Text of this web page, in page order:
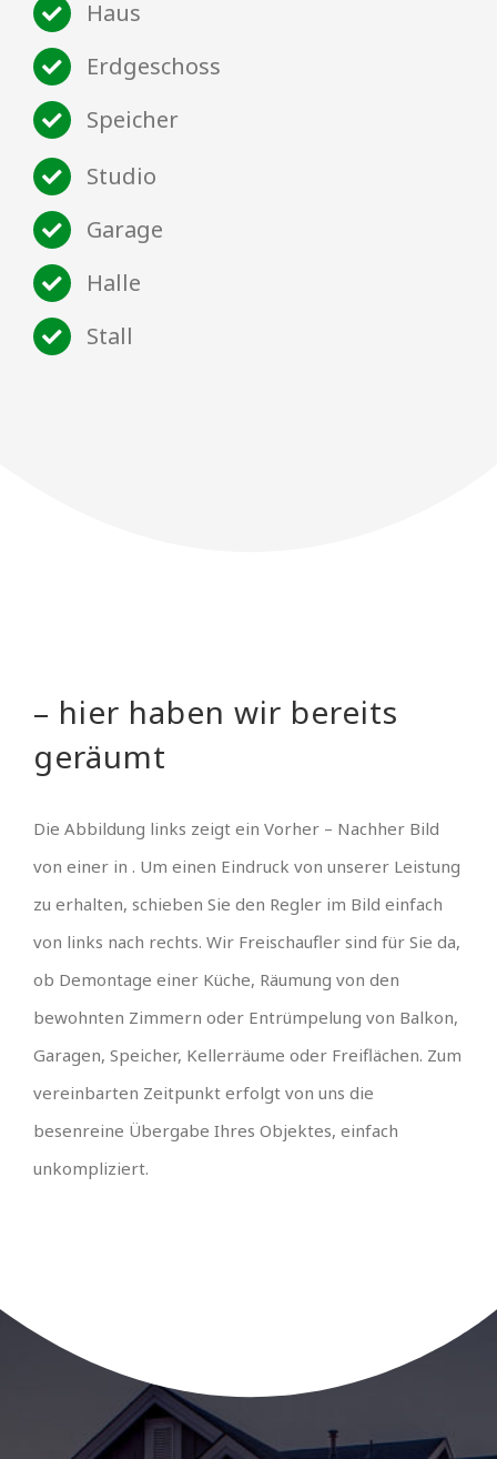
Haus
Erdgeschoss
Speicher
Studio
Garage
Halle
Stall
– hier haben wir bereits
geräumt
Die Abbildung links zeigt ein Vorher – Nachher Bild
von einer in . Um einen Eindruck von unserer Leistung
zu erhalten, schieben Sie den Regler im Bild einfach
von links nach rechts. Wir Freischaufler sind für Sie da,
ob Demontage einer Küche, Räumung von den
bewohnten Zimmern oder Entrümpelung von Balkon,
Garagen, Speicher, Kellerräume oder Freiflächen. Zum
vereinbarten Zeitpunkt erfolgt von uns die
besenreine Übergabe Ihres Objektes, einfach
unkompliziert.